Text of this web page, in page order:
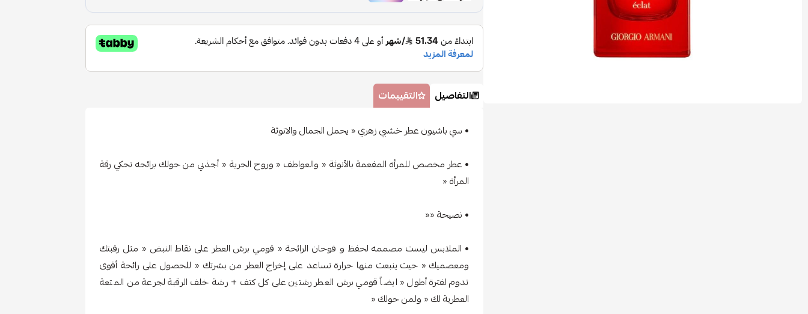
التفاصيل التقييمات
• سي باشيون عطر خشبي زهري « يحمل الجمال والانوثة
• عطر مخصص للمرأة المفعمة بالأنوثة « والعواطف « وروح الحرية « أجذبي من حولك برائحه تحكي رقة
المرأة «
• نصيحة ««
• الملابس ليست مصممه لحفظ و فوحان الرائحة « قومي برش العطر على نقاط النبض « مثل رقبتك
ومعصميك « حيث ينبعث منها حرارة تساعد على إخراج العطر من بشرتك « للحصول على رائحة أقوى
تدوم لفترة أطول « ايضاً قومي برش العطر رشتين على كل كتف + رشة خلف الرقبة لجرعة من المتعة
العطرية لك « ولمن حولك «